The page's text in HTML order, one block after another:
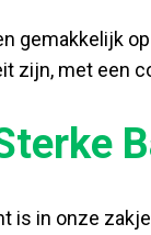
gemakkelijk
zijn, met een
is in onze